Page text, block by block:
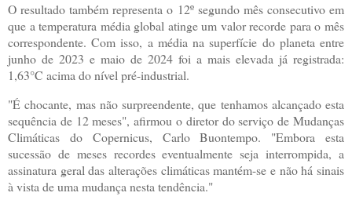
O resultado também representa o 12º segundo mês consecutivo em
que a temperatura média global atinge um valor recorde para o mês
correspondente. Com isso, a média na superfície do planeta entre
junho de 2023 e maio de 2024 foi a mais elevada já registrada:
1,63°C acima do nível pré-industrial.
"É chocante, mas não surpreendente, que tenhamos alcançado esta
sequência de 12 meses", afirmou o diretor do serviço de Mudanças
Climáticas do Copernicus, Carlo Buontempo. "Embora esta
sucessão de meses recordes eventualmente seja interrompida, a
assinatura geral das alterações climáticas mantém-se e não há sinais
à vista de uma mudança nesta tendência."